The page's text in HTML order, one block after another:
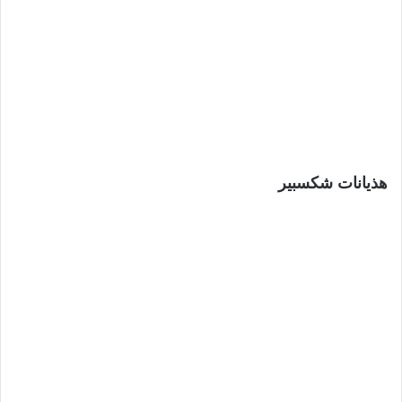
هذيانات شكسبير